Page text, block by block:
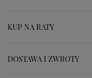
KUP NA RATY
DOSTAWA I ZWROTY